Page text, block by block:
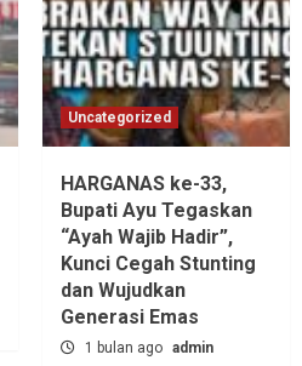
Uncategorized
HARGANAS ke-33,
Bupati Ayu Tegaskan
“Ayah Wajib Hadir”,
Kunci Cegah Stunting
dan Wujudkan
Generasi Emas
1 bulan ago admin